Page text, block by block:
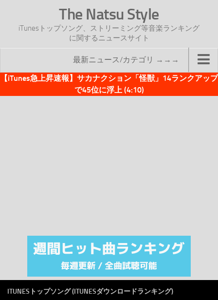
The Natsu Style
iTunesトップソング、ストリーミング等音楽ランキング
に関するニュースサイト
最新ニュース/カテゴリ →→→
TOP
注目カテゴリ
オリジナルiTunes週間トップソング
【iTunes急上昇速報】サカナクション「怪獣」14ランクアップ
で45位に浮上 (4:10)
ITUNESトップソング (ITUNESダウンロードランキング)